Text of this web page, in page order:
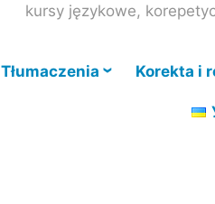
kursy językowe,
Tłumaczenia Korekta i